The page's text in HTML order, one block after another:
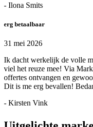
- Ilona Smits
erg betaalbaar
31 mei 2026
Ik dacht werkelijk de volle
viel het reuze mee! Via
offertes ontvangen en
Dit is me erg bevallen!
- Kirsten Vink